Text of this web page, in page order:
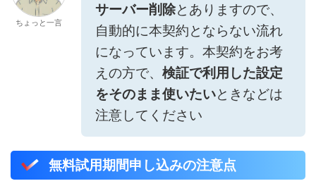
ちょっと一言
サーバー削除とありますので、
自動的に本契約とならない流れ
になっています。本契約をお考
えの方で、 検証で利用した設定
をそのまま使いたいときなどは
注意してください
無料試用期間申し込みの注意点